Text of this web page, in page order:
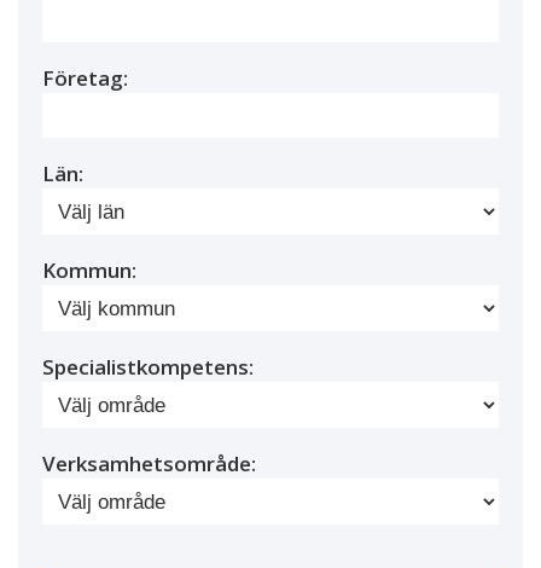
Företag:
Län:
Kommun:
Specialistkompetens:
Verksamhetsområde: